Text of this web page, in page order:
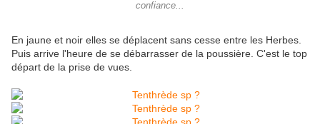
confiance...
En jaune et noir elles se déplacent sans cesse entre les Herbes.
Puis arrive l'heure de se débarrasser de la poussière. C'est le top
départ de la prise de vues.